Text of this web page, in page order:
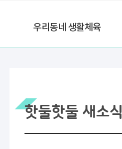
우리동네 생활체육
핫둘핫둘 새소식